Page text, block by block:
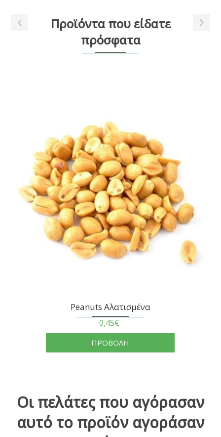
Προϊόντα που είδατε
πρόσφατα
Peanuts Αλατισμένα
0,45€
ΠΡΟΒΟΛΗ
Οι πελάτες που αγόρασαν
αυτό το προϊόν αγοράσαν